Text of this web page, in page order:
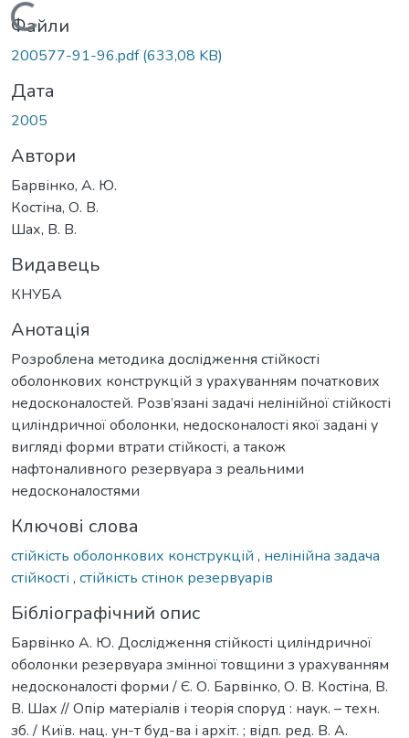
Вантажиться...
Файли
200577-91-96.pdf(633,08 KB)
Дата
2005
Автори
Барвінко, А. Ю.
Костіна, О. В.
Шах, В. В.
Видавець
КНУБА
Анотація
Розроблена методика дослідження стійкості
оболонкових конструкцій з урахуванням початкових
недосконалостей. Розв’язані задачі нелінійної стійкості
циліндричної оболонки, недосконалості якої задані у
вигляді форми втрати стійкості, а також
нафтоналивного резервуара з реальними
недосконалостями
Ключові слова
стійкість оболонкових конструкцій , нелінійна задача
стійкості , стійкість стінок резервуарів
Бібліографічний опис
Барвінко А. Ю. Дослідження стійкості циліндричної
оболонки резервуара змінної товщини з урахуванням
недосконалості форми / Є. О. Барвінко, О. В. Костіна, В.
В. Шах // Опір матеріалів і теорія споруд : наук. – техн.
зб. / Київ. нац. ун-т буд-ва і архіт. ; відп. ред. В. А.